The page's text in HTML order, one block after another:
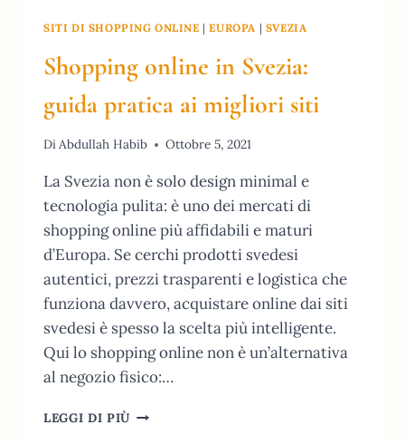
SITI DI SHOPPING ONLINE |EUROPA | SVEZIA
Shopping online in Svezia:
guida pratica ai migliori siti
DiAbdullah Habib Ottobre 5, 2021
La Svezia non è solo design minimal e
tecnologia pulita: è uno dei mercati di
shopping online più affidabili e maturi
d’Europa. Se cerchi prodotti svedesi
autentici, prezzi trasparenti e logistica che
funziona davvero, acquistare online dai siti
svedesi è spesso la scelta più intelligente.
Qui lo shopping online non è un’alternativa
al negozio fisico:…
LEGGI DI PIÙ SHOPPING